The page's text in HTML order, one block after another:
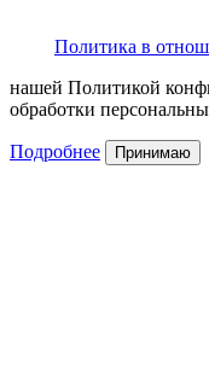
Политика в
нашей Политикой
обработки
Подробнее Принимаю